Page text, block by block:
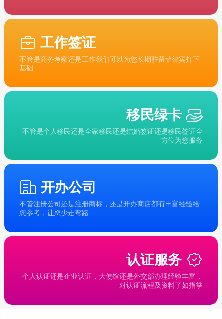
工作签证
不管是商务考察还是工作我们可以为您长期驻留菲律宾打下
基础
移民绿卡
不管是个人移民还是全家移民还是结婚签证还是移民签证全
方位为您服务
开办公司
不管注册公司还是注册商标，还是开办商店都有丰富经验给
您参考，让您少走弯路
认证服务
个人认证还是企业认证，大使馆还是外交部办理经验丰富，
对认证流程及资料了如指掌